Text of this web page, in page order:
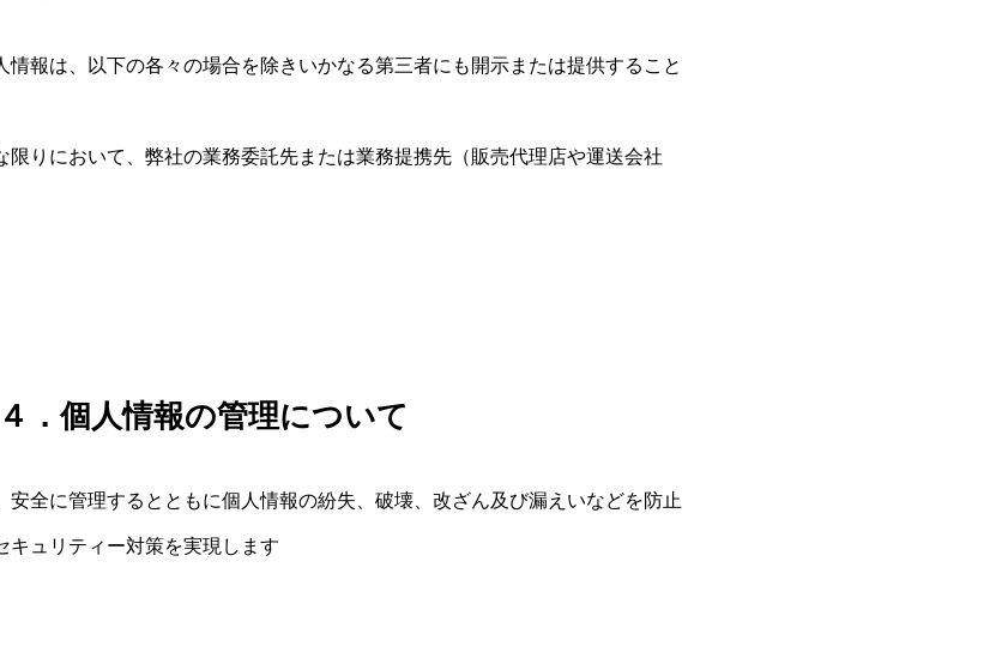
情報は、以下の各々の場合を除きいかなる第三者にも開示または提供すること
りにおいて、弊社の業務委託先または業務提携先（販売代理店や運送会社
４．個人情報の管理について
安全に管理するとともに個人情報の紛失、破壊、改ざん及び漏えいなどを防止
キュリティー対策を実現します